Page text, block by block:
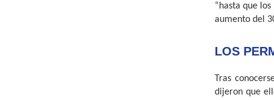
“hasta que
aumento del
LOS
Tras
dijeron que